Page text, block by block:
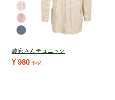
農家さんチュニック
¥980 税込